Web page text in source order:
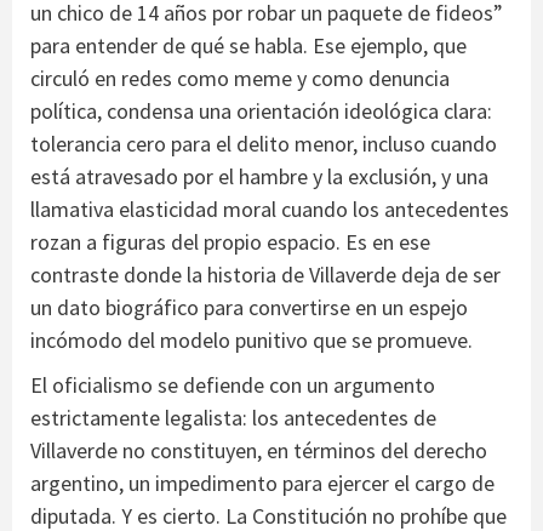
un chico de 14 años por robar un paquete de fideos”
para entender de qué se habla. Ese ejemplo, que
circuló en redes como meme y como denuncia
política, condensa una orientación ideológica clara:
tolerancia cero para el delito menor, incluso cuando
está atravesado por el hambre y la exclusión, y una
llamativa elasticidad moral cuando los antecedentes
rozan a figuras del propio espacio. Es en ese
contraste donde la historia de Villaverde deja de ser
un dato biográfico para convertirse en un espejo
incómodo del modelo punitivo que se promueve.
El oficialismo se defiende con un argumento
estrictamente legalista: los antecedentes de
Villaverde no constituyen, en términos del derecho
argentino, un impedimento para ejercer el cargo de
diputada. Y es cierto. La Constitución no prohíbe que